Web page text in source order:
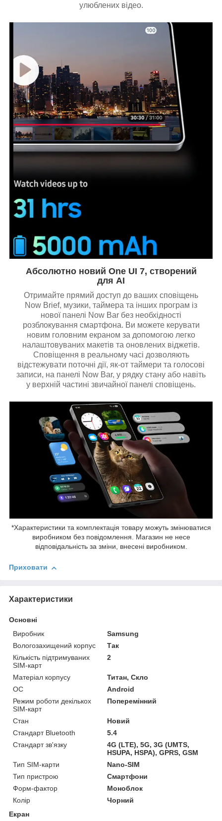
улюблених відео.
Абсолютно новий One UI 7, створений
для AI
Отримайте прямий доступ до ваших сповіщень
Now Brief, музики, таймера та інших програм із
нової панелі Now Bar без необхідності
розблокування смартфона. Ви можете керувати
новим головним екраном за допомогою легко
налаштовуваних макетів та оновлених віджетів.
Сповіщення в реальному часі дозволяють
відстежувати поточні дії, як-от таймери та голосові
записи, на панелі Now Bar, у рядку стану або навіть
у верхній частині звичайної панелі сповіщень.
*Характеристики та комплектація товару можуть змінюватися
виробником без повідомлення. Магазин не несе
відповідальність за зміни, внесені виробником.
Приховати
Характеристики
Основні
Виробник
Samsung
Вологозахищений корпус
Так
Кількість підтримуваних
SIM-карт
2
Матеріал корпусу
Титан, Скло
ОС
Android
Режим роботи декількох
SIM-карт
Поперемінний
Стан
Новий
Стандарт Bluetooth
5.4
Стандарт зв'язку
4G (LTE), 5G, 3G (UMTS,
HSUPA, HSPA), GPRS, GSM
Тип SIM-карти
Nano-SIM
Тип пристрою
Смартфони
Форм-фактор
Моноблок
Колір
Чорний
Екран